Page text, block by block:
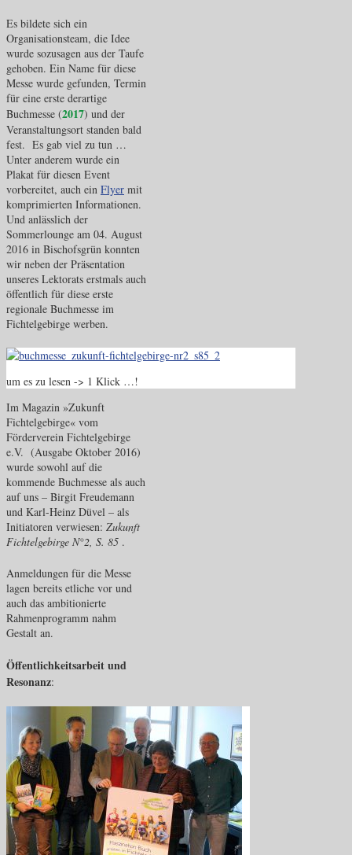
Es bildete sich ein
Organisationsteam, die Idee
wurde sozusagen aus der Taufe
gehoben. Ein Name für diese
Messe wurde gefunden, Termin
für eine erste derartige
Buchmesse (2017) und der
Veranstaltungsort standen bald
fest. Es gab viel zu tun …
Unter anderem wurde ein
Plakat für diesen Event
vorbereitet, auch ein Flyer mit
komprimierten Informationen.
Und anlässlich der
Sommerlounge am 04. August
2016 in Bischofsgrün konnten
wir neben der Präsentation
unseres Lektorats erstmals auch
öffentlich für diese erste
regionale Buchmesse im
Fichtelgebirge werben.
um es zu lesen -> 1 Klick …!
Im Magazin »Zukunft
Fichtelgebirge« vom
Förderverein Fichtelgebirge
e.V. (Ausgabe Oktober 2016)
wurde sowohl auf die
kommende Buchmesse als auch
auf uns – Birgit Freudemann
und Karl-Heinz Düvel – als
Initiatoren verwiesen: Zukunft
Fichtelgebirge N°2, S. 85 .
Anmeldungen für die Messe
lagen bereits etliche vor und
auch das ambitionierte
Rahmenprogramm nahm
Gestalt an.
Öffentlichkeitsarbeit und
Resonanz: